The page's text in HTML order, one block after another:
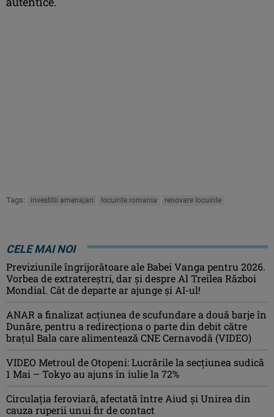
Tags: investitii amenajari locuinte romania renovare locuinte
CELE MAI NOI
Previziunile îngrijorătoare ale Babei Vanga pentru 2026.
Vorbea de extratereștri, dar și despre Al Treilea Război
Mondial. Cât de departe ar ajunge și AI-ul!
ANAR a finalizat acțiunea de scufundare a două barje în
Dunăre, pentru a redirecționa o parte din debit către
brațul Bala care alimentează CNE Cernavodă (VIDEO)
VIDEO Metroul de Otopeni: Lucrările la secțiunea sudică
1 Mai – Tokyo au ajuns în iulie la 72%
Circulația feroviară, afectată între Aiud şi Unirea din
cauza ruperii unui fir de contact